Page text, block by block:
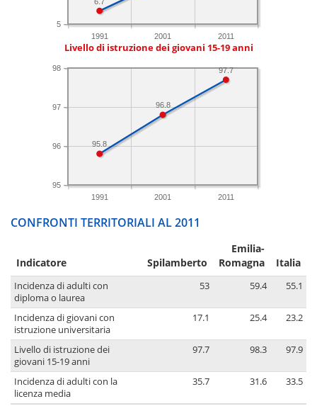
1991 2001 2011
5
Livello di istruzione dei giovani 15-19 anni
1991 2001 2011
95
96
97
98 97.7
96.8
95.8
CONFRONTI TERRITORIALI AL 2011
Indicatore Spilamberto
Emilia-
Romagna
Italia
Incidenza di adulti con
diploma o laurea
53 59.4 55.1
Incidenza di giovani con
istruzione universitaria
17.1 25.4 23.2
Livello di istruzione dei
giovani 15-19 anni
97.7 98.3 97.9
Incidenza di adulti con la
licenza media
35.7 31.6 33.5